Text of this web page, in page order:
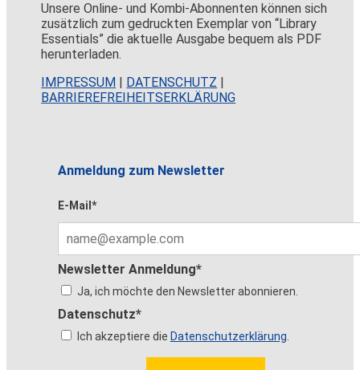
Unsere Online- und Kombi-Abonnenten können sich
zusätzlich zum gedruckten Exemplar von “Library
Essentials” die aktuelle Ausgabe bequem als PDF
herunterladen.
IMPRESSUM
DATENSCHUTZ
BARRIEREFREIHEITSERKLÄRUNG
Anmeldung zum Newsletter
E-Mail*
Newsletter Anmeldung*
Ja, ich möchte den Newsletter abonnieren.
Datenschutz*
Ich akzeptiere die Datenschutzerklärung